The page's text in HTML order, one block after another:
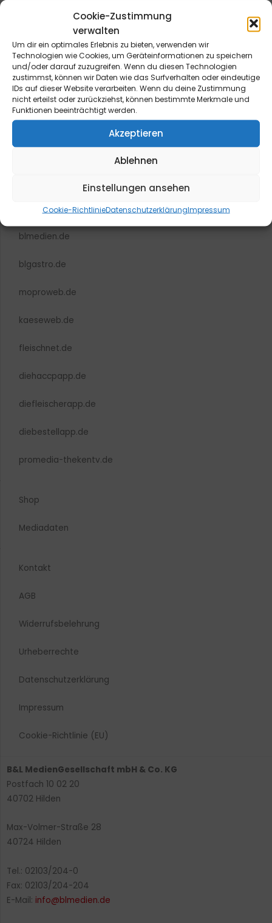
Cookie-Zustimmung
verwalten
Um dir ein optimales Erlebnis zu bieten, verwenden wir
Technologien wie Cookies, um Geräteinformationen zu speichern
und/oder darauf zuzugreifen. Wenn du diesen Technologien
zustimmst, können wir Daten wie das Surfverhalten oder eindeutige
IDs auf dieser Website verarbeiten. Wenn du deine Zustimmung
nicht erteilst oder zurückziehst, können bestimmte Merkmale und
Funktionen beeinträchtigt werden.
Akzeptieren
Ablehnen
Einstellungen ansehen
Cookie-RichtlinieDatenschutzerklärungImpressum
Regionalität und echtesFleischerhandwerk
blmedien.de
blgastro.de
moproweb.de
kaeseweb.de
fleischnet.de
diehaccpapp.de
diefleischerapp.de
diebestellapp.de
promedia-thekentv.de
Shop
Mediadaten
Kontakt
AGB
Widerrufsbelehrung
Urheberrechte​
Datenschutzerklärung
Impressum
Cookie-Richtlinie (EU)
B&L MedienGesellschaft mbH & Co. KG
Postfach 10 02 20
40702 Hilden
Max-Volmer-Straße 28
40724 Hilden
Tel.: 02103/204-0
Fax: 02103/204-204
E-Mail: info@blmedien.de